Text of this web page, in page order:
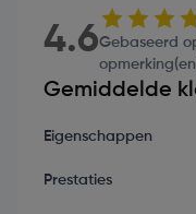
4.6Gebaseerd
Gemiddelde
Eigenschappen
Prestaties